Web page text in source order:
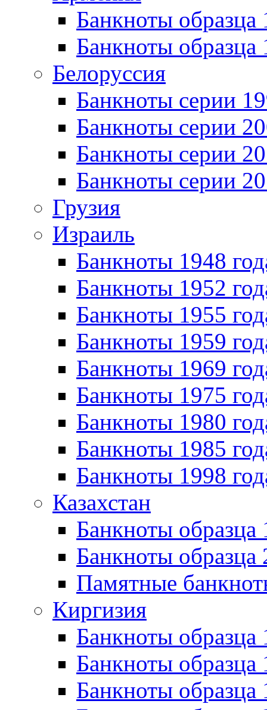
Банкноты образца
Банкноты образца
Белоруссия
Банкноты серии
Банкноты серии
Банкноты серии
Банкноты серии
Грузия
Израиль
Банкноты 1948
Банкноты 1952
Банкноты 1955
Банкноты 1959
Банкноты 1969
Банкноты 1975
Банкноты 1980
Банкноты 1985
Банкноты 1998
Казахстан
Банкноты
Банкноты образца
Памятные
Киргизия
Банкноты образца
Банкноты образца
Банкноты